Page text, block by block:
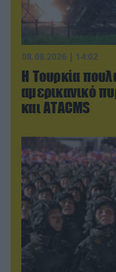
08.08.2026 | 14:02
Η Τουρκία
αμερικανικό
και ΑΤΑCMS